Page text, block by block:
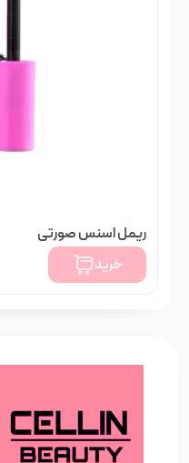
ریمل اسنس صورتی
خرید